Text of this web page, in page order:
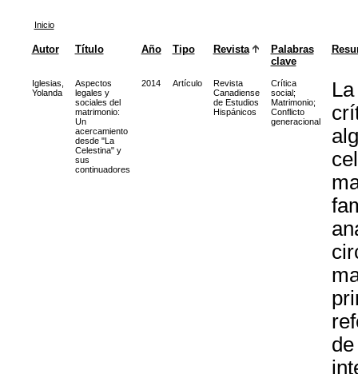
Inicio
Autor Título Año Tipo Revista
Palabras
clave
Iglesias,
Yolanda
Aspectos
legales y
sociales del
matrimonio:
Un
acercamiento
desde "La
Celestina" y
sus
continuadores
2014 Artículo
Revista
Canadiense
de Estudios
Hispánicos
Crítica
social;
Matrimonio;
Conflicto
generacional